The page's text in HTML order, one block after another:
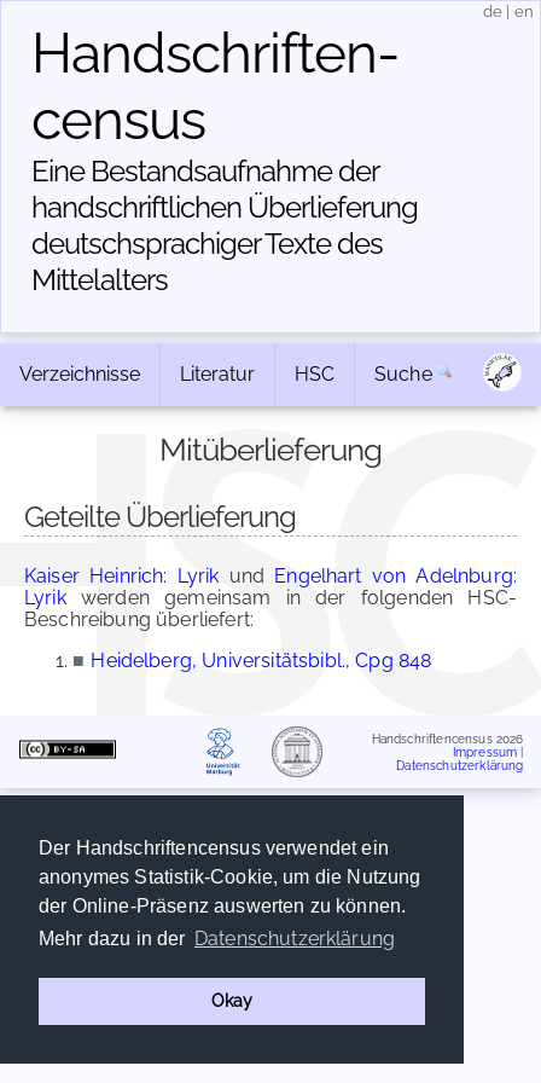
Der Handschriftencensus verwendet ein
anonymes Statistik-Cookie, um die Nutzung
der Online-Präsenz auswerten zu können.
Mehr dazu in der Datenschutzerklärung
Okay
Handschriften­
census
Eine Bestandsaufnahme der
handschriftlichen Über­lieferung
deutschsprachiger Texte des
Mittelalters
de en
Verzeichnisse Literatur HSC Suche
Mitüberlieferung
Geteilte Überlieferung
Kaiser Heinrich: Lyrik und Engelhart von Adelnburg:
Lyrikwerden gemeinsam in der folgenden HSC-
Beschreibung überliefert:
■ Heidelberg, Universitätsbibl., Cpg 848
Handschriftencensus 2026
Impressum
Datenschutzerklärung